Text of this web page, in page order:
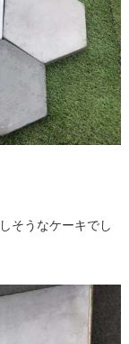
そうなケーキでし